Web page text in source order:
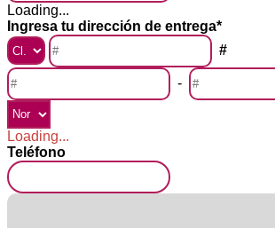
Loading...
Ingresa tu dirección de entrega*
#
-
Loading...
Teléfono